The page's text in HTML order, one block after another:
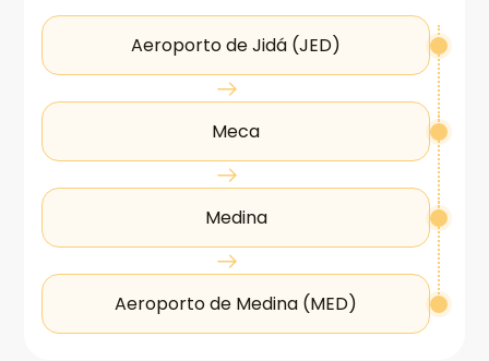
Aeroporto de Jidá (JED)
Meca
Medina
Aeroporto de Medina (MED)